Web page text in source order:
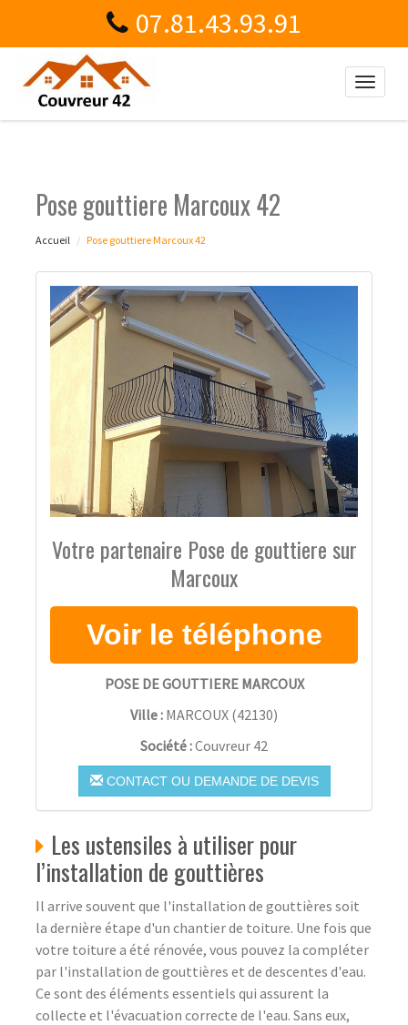
07.81.43.93.91
Toggle
Pose gouttiere Marcoux 42
Accueil Pose gouttiere Marcoux 42
Votre partenaire Pose de gouttiere sur
Marcoux
POSE DE GOUTTIERE MARCOUX
Ville : MARCOUX (42130)
Société :Couvreur 42
CONTACT OU DEMANDE DE DEVIS
Les ustensiles à utiliser pour
l’installation de gouttières
Il arrive souvent que l'installation de gouttières soit
la dernière étape d'un chantier de toiture. Une fois que
votre toiture a été rénovée, vous pouvez la compléter
par l'installation de gouttières et de descentes d'eau.
Ce sont des éléments essentiels qui assurent la
collecte et l'évacuation correcte de l'eau. Sans eux,